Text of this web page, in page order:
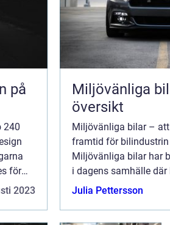
på
240
för
2023
Miljövänliga
översikt
Miljövänliga bilar –
framtid för
Miljövänliga bilar har
i dagens samhälle
och hållbarhet har
Julia Pettersson